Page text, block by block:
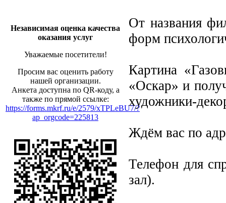
Независимая оценка качества
оказания услуг
Уважаемые посетители!
Просим вас оценить работу
нашей организации.
Анкета доступна по QR-коду, а
также по прямой ссылке:
https://forms.mkrf.ru/e/2579/xTPLeBU7/?
ap_orgcode=225813
От названия
форм
Картина
«Оскар» и
художники-
Ждём вас по
Телефон для
зал).